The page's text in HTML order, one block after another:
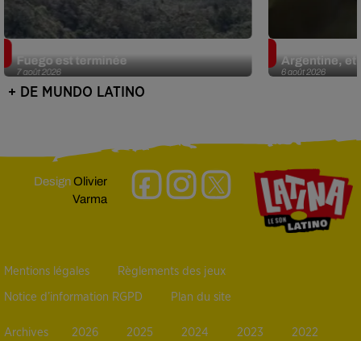
7 août 2026
Fuego est terminée
6 août 2026
Argentine, et
+ DE MUNDO LATINO
DesignOlivier
Varma
Mentions légales Règlements des jeux
Notice d’information RGPD Plan du site
Archives 2026 2025 2024 2023 2022